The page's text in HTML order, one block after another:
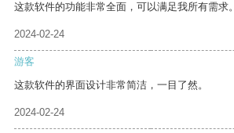
这款软件的功能非常全面，可以满足我所有需求。
2024-02-24
游客
这款软件的界面设计非常简洁，一目了然。
2024-02-24